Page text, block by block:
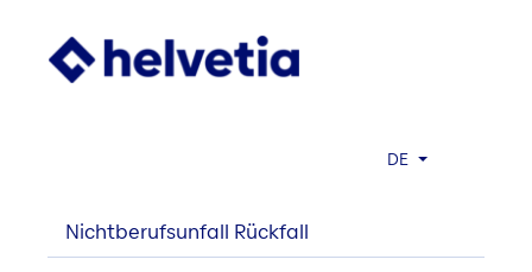
DE
Nichtberufsunfall Rückfall